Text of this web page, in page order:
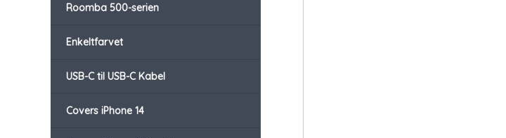
Roomba 500-serien
Enkeltfarvet
USB-C til USB-C Kabel
Covers iPhone 14